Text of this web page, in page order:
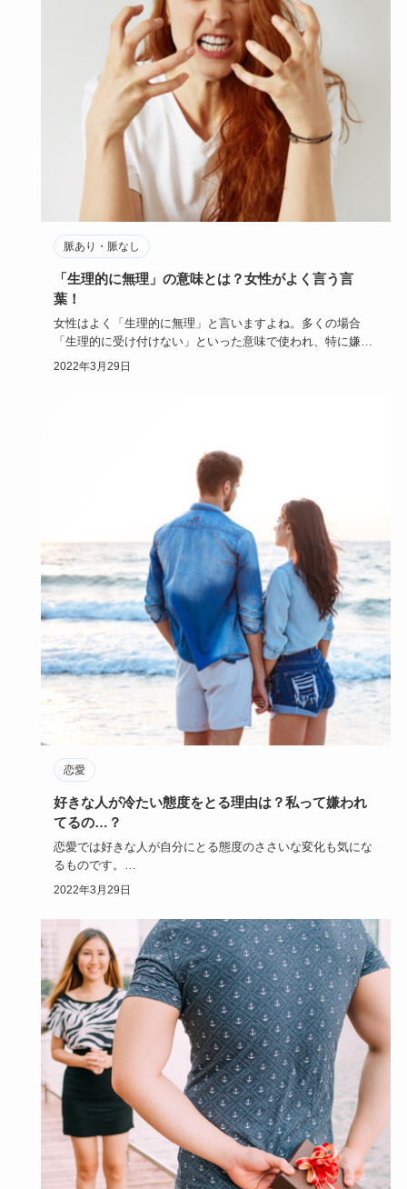
脈あり・脈なし
「生理的に無理」の意味とは？女性がよく言う言
葉！
女性はよく「生理的に無理」と言いますよね。多くの場合
「生理的に受け付けない」といった意味で使われ、特に嫌な
ことをされたわけ…
2022年3月29日
恋愛
好きな人が冷たい態度をとる理由は？私って嫌われ
てるの…？
恋愛では好きな人が自分にとる態度のささいな変化も気にな
るものです。
少しでも冷たいと感じたら、自分の事が嫌いになったので…
2022年3月29日